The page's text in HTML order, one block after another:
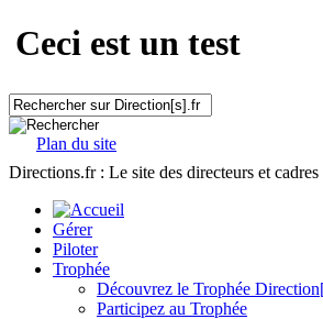
Ceci est un test
Plan du site
Directions.fr : Le site des directeurs et
Gérer
Piloter
Trophée
Découvrez le Trophée
Participez au Trophée